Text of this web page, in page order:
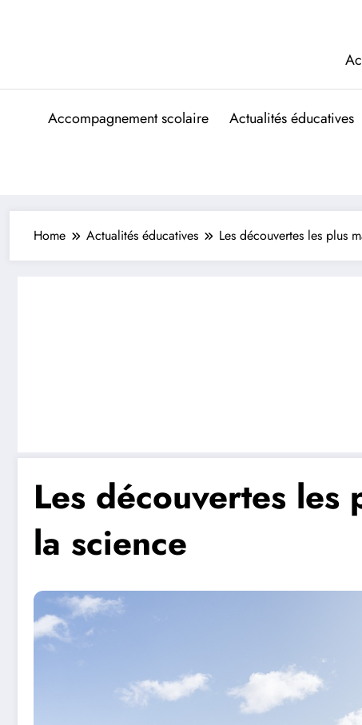
Accompagnement scolaire Actualités éducatives
Home Actualités éducatives Les découvertes les plus
Les découvertes les
la science